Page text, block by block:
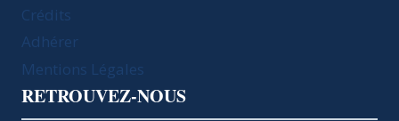
Crédits
Adhérer
Mentions Légales
RETROUVEZ-NOUS